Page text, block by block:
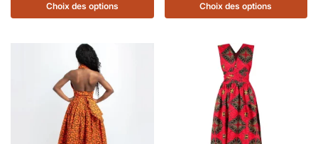
Choix des options Choix des options